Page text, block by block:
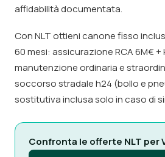
affidabilità documentata.
Con NLT ottieni canone fisso
60 mesi: assicurazione RCA 6M€ +
manutenzione ordinaria e
soccorso stradale h24 (bollo e
sostitutiva inclusa solo in caso di
Confronta le offerte NLT per